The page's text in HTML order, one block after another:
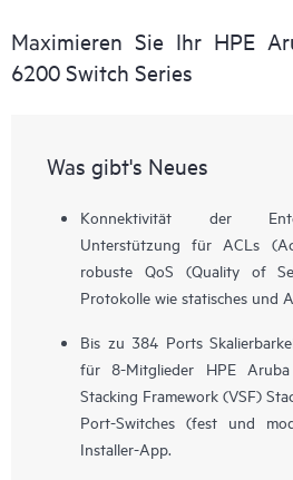
Maximieren Sie Ihr HPE
6200 Switch Series
Was gibt's Neues
Konnektivität der
Unterstützung für ACLs
robuste QoS (Quality of
Protokolle wie statisches und
Bis zu 384 Ports
für 8-Mitglieder HPE
Stacking Framework (VSF)
Port-Switches (fest und
Installer-App.